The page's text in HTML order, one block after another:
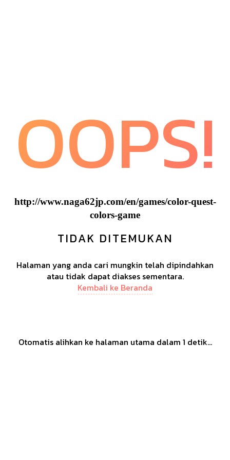
OOPS!
http://www.naga62jp.com/en/games/color-quest-
colors-game
TIDAK DITEMUKAN
Halaman yang anda cari mungkin telah dipindahkan
atau tidak dapat diakses sementara.
Kembali ke Beranda
Otomatis alihkan ke halaman utama dalam 1 detik...